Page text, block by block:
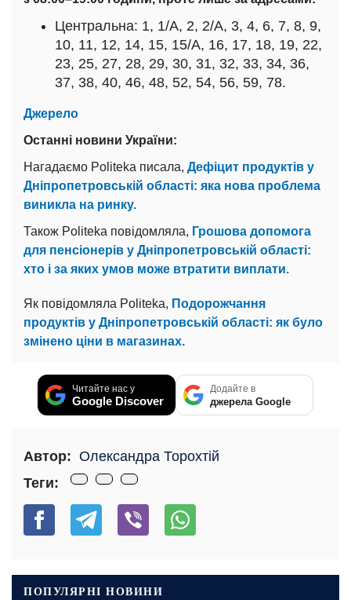
Центральна: 1, 1/А, 2, 2/А, 3, 4, 6, 7, 8, 9,
10, 11, 12, 14, 15, 15/А, 16, 17, 18, 19, 22,
23, 25, 27, 28, 29, 30, 31, 32, 33, 34, 36,
37, 38, 40, 46, 48, 52, 54, 56, 59, 78.
Джерело
Останні новини України:
Нагадаємо Politeka писала, Дефіцит продуктів у
Дніпропетровській області: яка нова проблема
виникла на ринку.
Також Politeka повідомляла, Грошова допомога
для пенсіонерів у Дніпропетровській області:
хто і за яких умов може втратити виплати.
Як повідомляла Politeka, Подорожчання
продуктів у Дніпропетровській області: як було
змінено ціни в магазинах.
Читайте нас у
Google Discover
Додайте в
джерела Google
Автор: Олександра Торохтій
Теги:
ПОПУЛЯРНІ НОВИНИ